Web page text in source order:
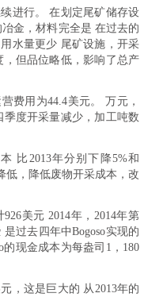
进行。 在划定尾矿储存设
金，材料完全是 在过去的
水量更少 尾矿设施，开采
但品位略低，影响了总产
费用为44.4美元。 万元，
度开采量减少，加工吨数
比2013年分别下降5%和
低，降低废物开采成本，改
美元 2014年，2014年第
过去四年中Bogoso实现的
现金成本为每盎司1，180
，这是巨大的 从2013年的